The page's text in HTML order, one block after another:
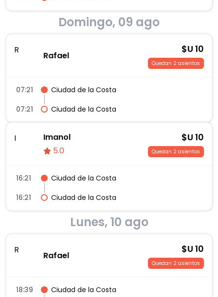
Domingo, 09 ago
R
Rafael
$U 10
Quedan 2 asientos
07:21
Ciudad de la Costa
07:21
Ciudad de la Costa
I
Imanol
5.0
$U 10
Quedan 2 asientos
16:21
Ciudad de la Costa
16:21
Ciudad de la Costa
Lunes, 10 ago
R
Rafael
$U 10
Quedan 2 asientos
18:39
Ciudad de la Costa